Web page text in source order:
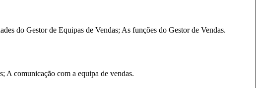
do Gestor de Equipas de Vendas; As funções do Gestor de Vendas.
A comunicação com a equipa de vendas.